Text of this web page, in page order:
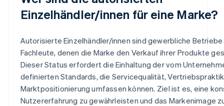
Einzelhändler/innen für eine Marke?
Autorisierte Einzelhändler/innen sind gewerbliche
Fachleute, denen die Marke den Verkauf ihrer Produkte
Dieser Status erfordert die Einhaltung der vom
definierten Standards, die Servicequalität,
Marktpositionierung umfassen können. Ziel ist es, eine
Nutzererfahrung zu gewährleisten und das Markenimage